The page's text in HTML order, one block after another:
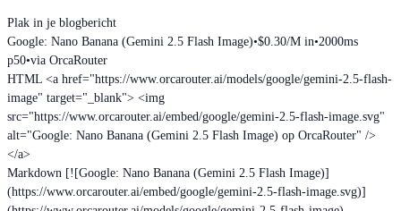
Plak in je blogbericht
Google: Nano Banana (Gemini 2.5 Flash Image)•$0.30/M in•2000ms
p50•via OrcaRouter
HTML <a href="https://www.orcarouter.ai/models/google/gemini-2.5-flash-
image" target="_blank"> <img
src="https://www.orcarouter.ai/embed/google/gemini-2.5-flash-image.svg"
alt="Google: Nano Banana (Gemini 2.5 Flash Image) op OrcaRouter" />
</a>
Markdown [![Google: Nano Banana (Gemini 2.5 Flash Image)]
(https://www.orcarouter.ai/embed/google/gemini-2.5-flash-image.svg)]